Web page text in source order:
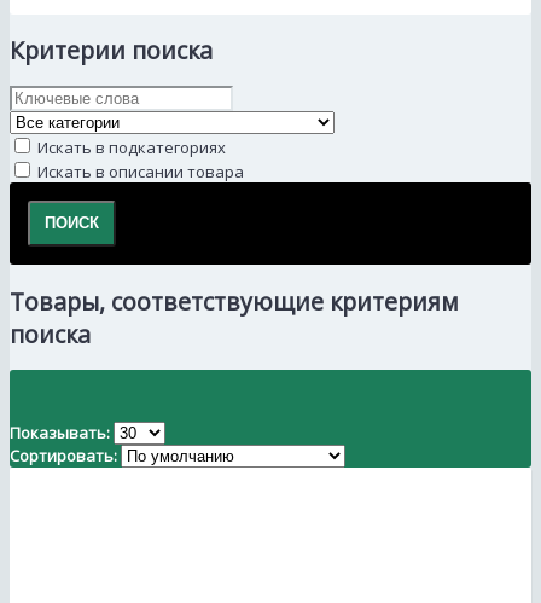
Критерии поиска
Искать в подкатегориях
Искать в описании товара
Товары, соответствующие критериям
поиска
Показывать:
Сортировать: